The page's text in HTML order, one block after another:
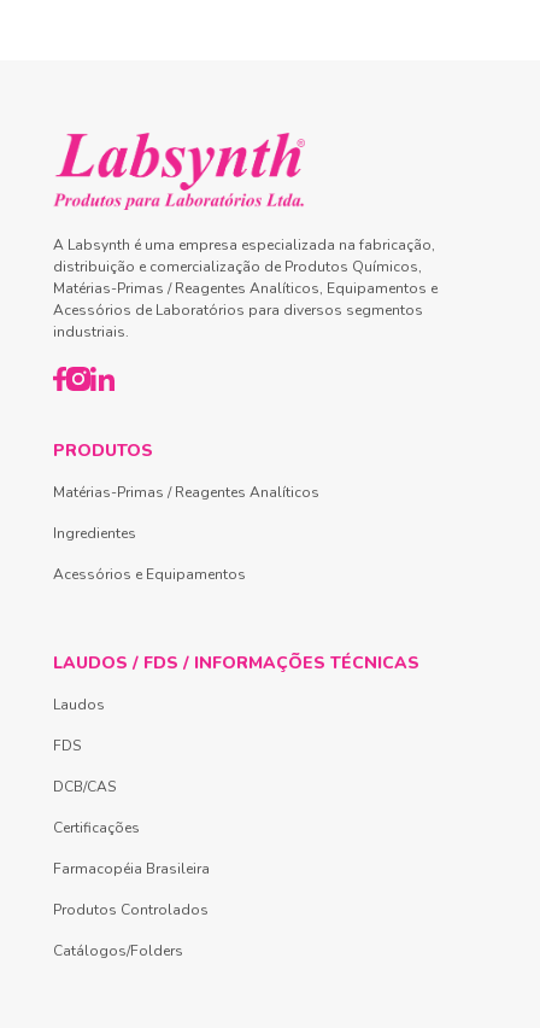
A Labsynth é uma empresa especializada na fabricação,
distribuição e comercialização de Produtos Químicos,
Matérias-Primas / Reagentes Analíticos, Equipamentos e
Acessórios de Laboratórios para diversos segmentos
industriais.
PRODUTOS
Matérias-Primas / Reagentes Analíticos
Ingredientes
Acessórios e Equipamentos
LAUDOS / FDS / INFORMAÇÕES TÉCNICAS
Laudos
FDS
DCB/CAS
Certificações
Farmacopéia Brasileira
Produtos Controlados
Catálogos/Folders